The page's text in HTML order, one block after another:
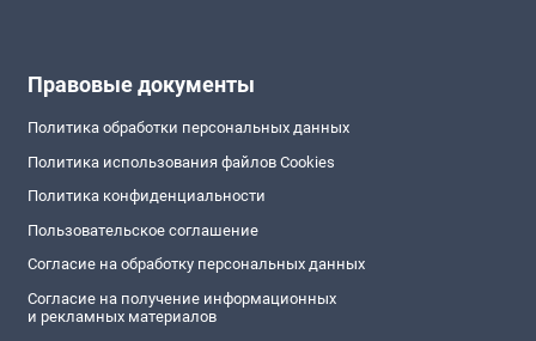
Правовые документы
Политика обработки персональных данных
Политика использования файлов Cookies
Политика конфиденциальности
Пользовательское соглашение
Согласие на обработку персональных данных
Согласие на получение информационных
и рекламных материалов